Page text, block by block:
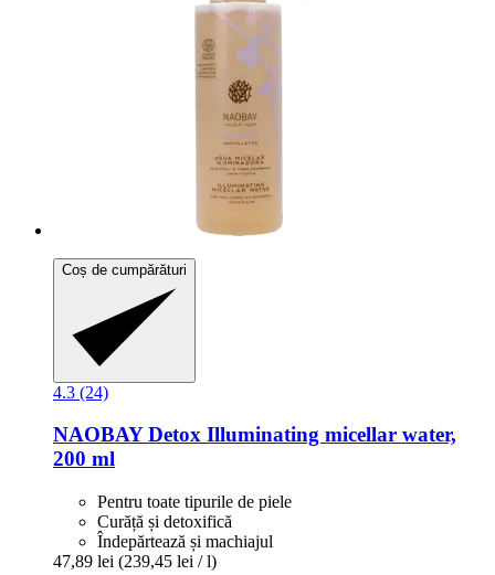
Coș de cumpărături
4.3 (24)
NAOBAYDetox Illuminating micellar water,
200 ml
Pentru toate tipurile de piele
Curăță și detoxifică
Îndepărtează și machiajul
47,89 lei (239,45 lei / l)